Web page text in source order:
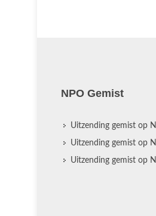
NPO Gemist
Uitzending gemist op
Uitzending gemist op
Uitzending gemist op